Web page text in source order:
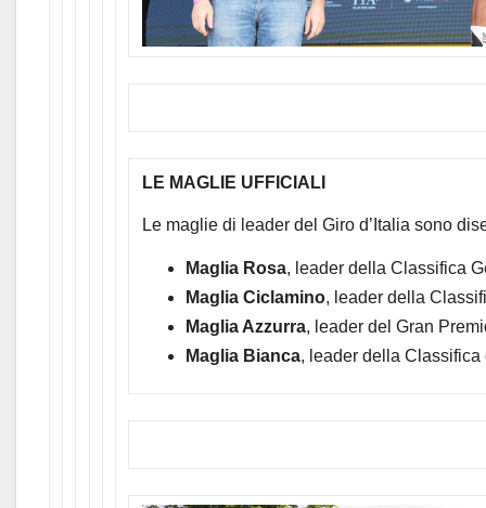
LE MAGLIE UFFICIALI
Le maglie di leader del Giro d’Italia sono
Maglia Rosa, leader della Classifica
Maglia Ciclamino, leader della
Maglia Azzurra, leader del Gran
Maglia Bianca, leader della